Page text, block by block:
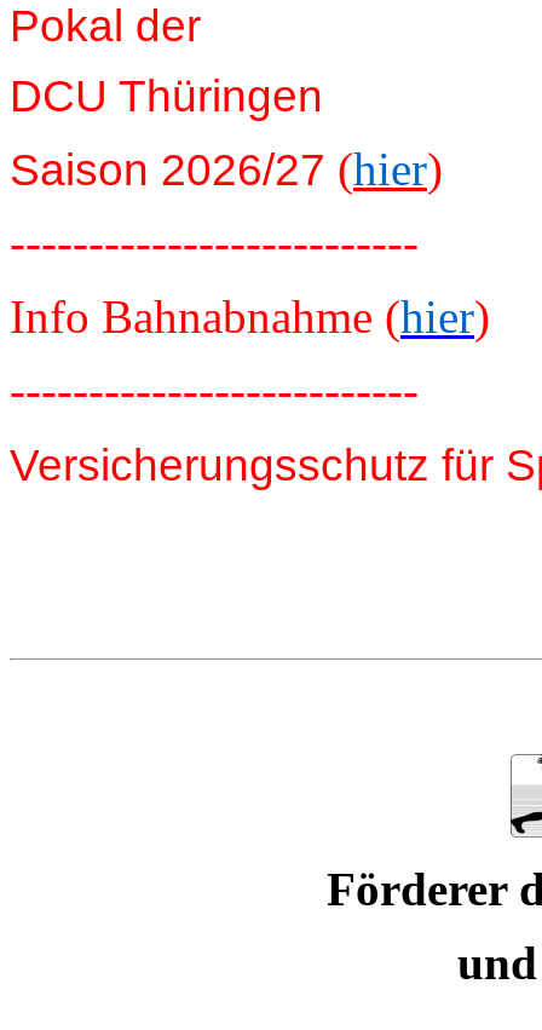
Pokal der
DCU Thüringen
Saison 2026/27 (hier)
--------------------------
Info Bahnabnahme (hier)
--------------------------
Versicherungsschutz für
Förderer